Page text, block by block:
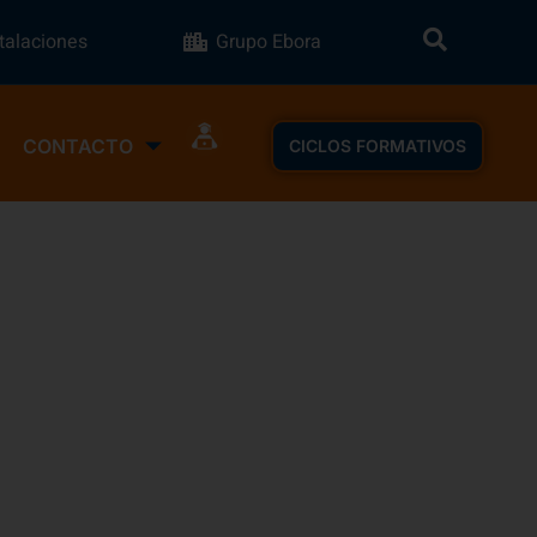
Grupo Ebora
CONTACTO CICLOS FORMATIVOS